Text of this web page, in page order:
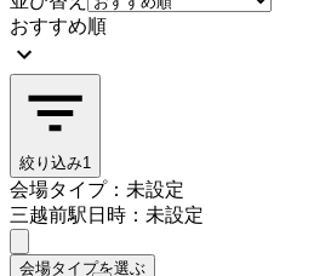
おすすめ順
絞り込み1
会場タイプ：未設定
三越前駅日時：未設定
会場タイプを選ぶ